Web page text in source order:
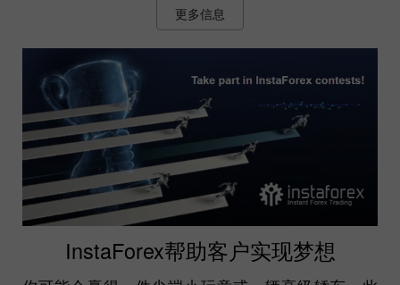
更多信息
InstaForex帮助客户实现梦想